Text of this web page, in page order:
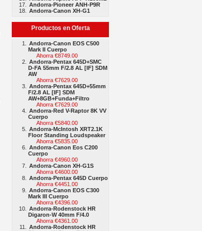
Andorra-Pioneer ANH-P9R
Andorra-Canon XH-G1
Productos en Oferta
Andorra-Canon EOS C500
Mark II Cuerpo
Ahorra €8749.00
Andorra-Pentax 645D+SMC
D-FA 55mm F/2.8 AL [IF] SDM
AW
Ahorra €7629.00
Andorra-Pentax 645D+55mm
F/2.8 AL [IF] SDM
AW+8GB+Funda+Filtro
Ahorra €7629.00
Andorra-Red V-Raptor 8K VV
Cuerpo
Ahorra €5840.00
Andorra-McIntosh XRT2.1K
Floor Standing Loudspeaker
Ahorra €5835.00
Andorra-Canon Eos C200
Cuerpo
Ahorra €4960.00
Andorra-Canon XH-G1S
Ahorra €4600.00
Andorra-Pentax 645D Cuerpo
Ahorra €4451.00
Andorra-Canon EOS C300
Mark III Cuerpo
Ahorra €4396.00
Andorra-Rodenstock HR
Digaron-W 40mm F/4.0
Ahorra €4361.00
Andorra-Rodenstock HR